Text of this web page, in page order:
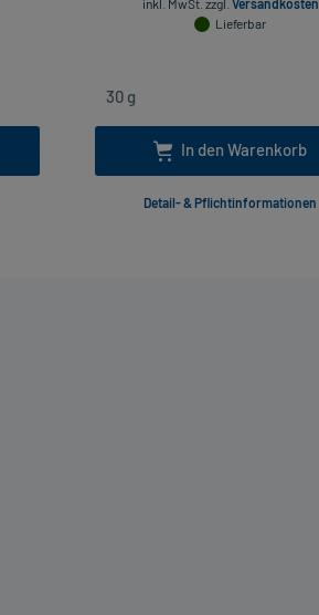
inkl. MwSt. zzgl. Versandkosten
Lieferbar
In den Warenkorb
Detail- & Pflichtinformationen